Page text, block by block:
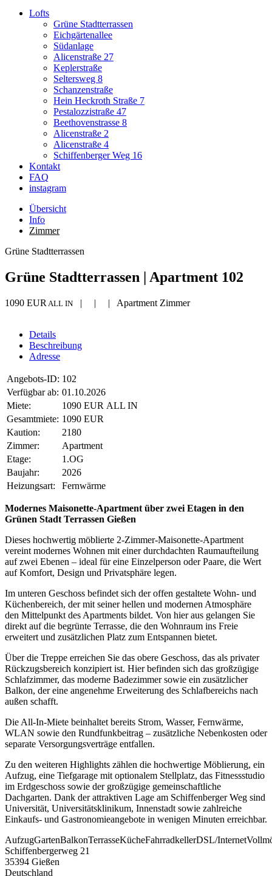
Lofts
Grüne Stadtterrassen
Eichgärtenallee
Südanlage
Alicenstraße 27
Keplerstraße
Seltersweg 8
Schanzenstraße
Hein Heckroth Straße 7
Pestalozzistraße 47
Beethovenstrasse 8
Alicenstraße 2
Alicenstraße 4
Schiffenberger Weg 16
Kontakt
FAQ
instagram
Übersicht
Info
Zimmer
Grüne Stadtterrassen
Grüne Stadtterrassen | Apartment 102
1090 EUR ALL IN | | | Apartment Zimmer
Details
Beschreibung
Adresse
Angebots-ID: 102
Verfügbar ab: 01.10.2026
Miete:
1090 EUR ALL IN
Gesamtmiete: 1090 EUR
Kaution:
2180
Zimmer:
Apartment
Etage:
1.OG
Baujahr:
2026
Heizungsart:
Fernwärme
Modernes Maisonette-Apartment über zwei Etagen in den
Grünen Stadt Terrassen Gießen
Dieses hochwertig möblierte 2-Zimmer-Maisonette-Apartment
vereint modernes Wohnen mit einer durchdachten Raumaufteilung
auf zwei Ebenen – ideal für eine Einzelperson oder Paare, die Wert
auf Komfort, Design und Privatsphäre legen.
Im unteren Geschoss befindet sich der offen gestaltete Wohn- und
Küchenbereich, der mit seiner hellen und modernen Atmosphäre
den Mittelpunkt des Apartments bildet. Von hier aus gelangen Sie
direkt auf die begrünte Terrasse, die den Wohnraum ins Freie
erweitert und zusätzlichen Platz zum Entspannen bietet.
Über die Treppe erreichen Sie das obere Geschoss, das als privater
Rückzugsbereich konzipiert ist. Hier befinden sich das großzügige
Schlafzimmer, das moderne Badezimmer sowie ein zusätzlicher
Balkon, der eine angenehme Erweiterung des Schlafbereichs nach
außen schafft.
Die All-In-Miete beinhaltet bereits Strom, Wasser, Fernwärme,
WLAN sowie den Rundfunkbeitrag – zusätzliche Nebenkosten oder
separate Versorgungsverträge entfallen.
Zu den weiteren Highlights zählen die hochwertige Möblierung, ein
Aufzug, eine Tiefgarage mit optionalem Stellplatz, das Fitnessstudio
im Erdgeschoss sowie der großzügige gemeinschaftliche
Dachgarten. Dank der attraktiven Lage am Schiffenberger Weg sind
Universität, Universitätsklinikum, Innenstadt sowie zahlreiche
Einkaufs- und Gastronomieangebote in wenigen Minuten erreichbar.
AufzugGartenBalkonTerrasseKücheFahrradkellerDSL/Internet
Schiffenbergerweg 21
35394 Gießen
Deutschland